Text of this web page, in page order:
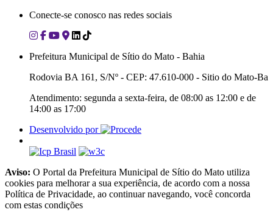
Conecte-se conosco nas redes sociais
Prefeitura Municipal de Sítio do Mato - Bahia
Rodovia BA 161, S/Nº - CEP: 47.610-000 - Sitio do Mato-Ba
Atendimento: segunda a sexta-feira, de 08:00 as 12:00 e de
14:00 as 17:00
Desenvolvido por
Aviso: O Portal da Prefeitura Municipal de Sítio do Mato utiliza
cookies para melhorar a sua experiência, de acordo com a nossa
Política de Privacidade, ao continuar navegando, você concorda
com estas condições